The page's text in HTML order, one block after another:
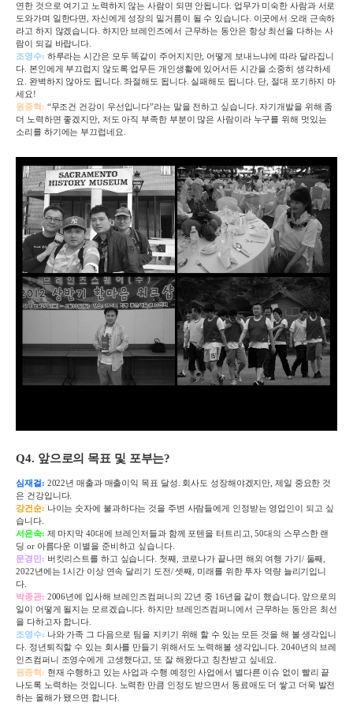
연한 것으로 여기고 노력하지 않는 사람이 되면 안됩니다 업무가 미숙한 사람과 서로
도와가며 일한다면
자신에게 성장의 밑거름이 될 수 있습니다. 이곳에서 오래 근속하
라고 하지 않겠습니다 하지만 브레인즈에서 근무하는 동안은 항상 최선을 다하는 사
람이 되길 바랍니다
조영수: 하루라는 시간은 모두 똑같이 주어지지만, 어떻게 보내느냐에 따라 달라집니
다 본인에게 부끄럽지 않도록 업무든 개인생활에 있어서든 시간을 소중히 생각하세
요 완벽하지 않아도 됩니다. 좌절해도 됩니다.실패해도 됩니다. 단 절대 포기하지 마
세요!
원종혁 : “무조건 건강이 우선입니다”라는 말을 전하고 싶습니다. 자기개발을 위해 좀
더 노력하면 좋겠지만 저도 아직 부족한 부분이 많은 사람이라 누구를 위해 멋있는
소리를 하기에는 부끄럽네요
Q4. 앞으로의 목표 및 포부는?
심재걸: 2022년 매출과 매출이익 목표 달성 회사도 성장해야겠지만 ,제일 중요한 것
은 건강입니다.
강건순: 나이는 숫자에 불과하다는 것을 주변 사람들에게 인정받는 영업인이 되고 싶
습니다.
서은숙: 제 마지막 40대에 브레인저들과 함께 포텐을 터트리고 , 50대의 스무스한 랜
딩 or 아름다운 이별을 준비하고 싶습니다.
문경민: 버킷리스트를 하고 싶습니다 첫째 코로나가 끝나면 해외 여행 가기/ 둘째
2022년에는1시간 이상 연속 달리기 도전/셋째
미래를 위한 투자 역량 늘리기입니
다.
박종관: 2006년에 입사해 브레인즈컴퍼니의 22년 중 16년을 같이 했습니다. 앞으로의
일이 어떻게 될지는 모르겠습니다 .하지만 브레인즈컴퍼니에서 근무하는 동안은 최선
을 다하고자 합니다
조영수: 나와 가족 그 다음으로 팀을 지키기 위해 할 수 있는 모든 것을 해 볼 생각입니
다 정년퇴직할 수 있는 회사를 만들기 위해서도 노력해볼 생각입니다 . 2040년의 브레
인즈컴퍼니 조영수에게 고생했다고
또 잘 해왔다고 칭찬받고 싶네요
원종혁 : 현재 수행하고 있는 사업과 수행 예정인 사업에서 별다른 이슈 없이 빨리 끝
나도록 노력하는 것입니다.
노력한 만큼 인정도 받으면서 동료애도 더 쌓고 더욱 발전
하는 올해가 됐으면 합니다.